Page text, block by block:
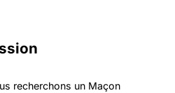
recherchons un Maçon